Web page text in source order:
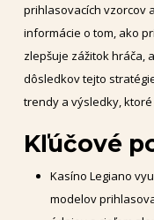
prihlasovacích vzorcov
informácie o tom, ako
zlepšuje zážitok hráča,
dôsledkov tejto
trendy a výsledky,
Kľúčové
Kasíno Legiano
modelov